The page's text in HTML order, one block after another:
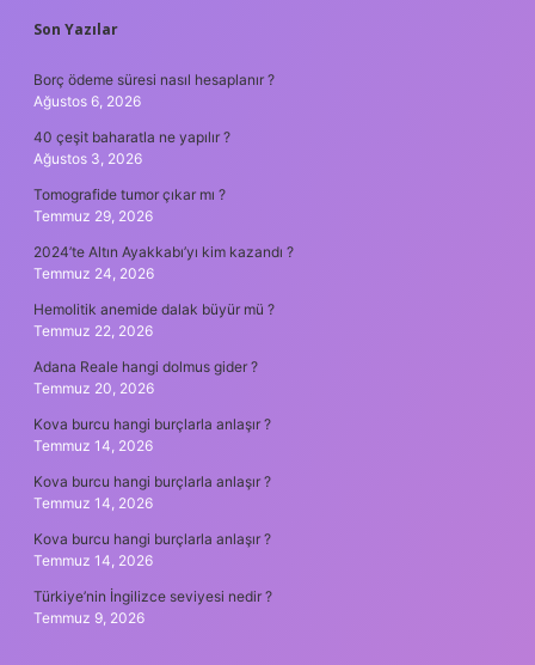
SIDEBAR
Son Yazılar
Borç ödeme süresi nasıl hesaplanır ?
Ağustos 6, 2026
40 çeşit baharatla ne yapılır ?
Ağustos 3, 2026
Tomografide tumor çıkar mı ?
Temmuz 29, 2026
2024’te Altın Ayakkabı’yı kim kazandı ?
Temmuz 24, 2026
Hemolitik anemide dalak büyür mü ?
Temmuz 22, 2026
Adana Reale hangi dolmus gider ?
Temmuz 20, 2026
Kova burcu hangi burçlarla anlaşır ?
Temmuz 14, 2026
Kova burcu hangi burçlarla anlaşır ?
Temmuz 14, 2026
Kova burcu hangi burçlarla anlaşır ?
Temmuz 14, 2026
Türkiye’nin İngilizce seviyesi nedir ?
Temmuz 9, 2026